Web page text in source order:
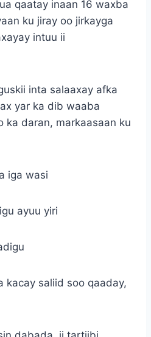
qaatay inaan 16 waxba
ku jiray oo jirkayga
intuu ii
inta salaaxay afka
yar ka dib waaba
ka daran, markaasaan ku
iga wasi
ayuu yiri
kacay saliid soo qaaday,